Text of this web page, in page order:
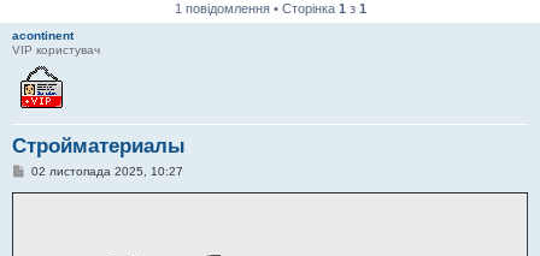
1 повідомлення • Сторінка 1 з 1
acontinent
VIP користувач
Стройматериалы
П02 листопада 2025, 10:27